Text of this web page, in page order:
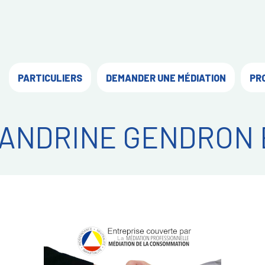
PARTICULIERS DEMANDER UNE MÉDIATION
GENDRON